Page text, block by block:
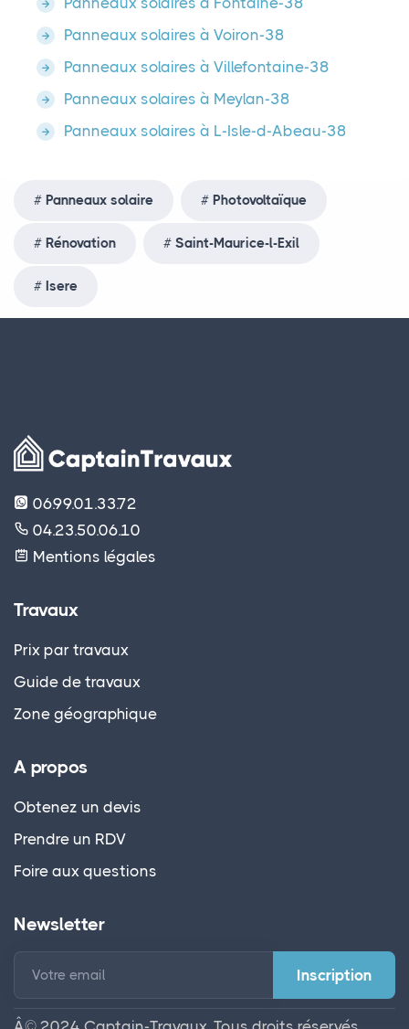
Panneaux solaires à Voiron-38
Panneaux solaires à Villefontaine-38
Panneaux solaires à Meylan-38
Panneaux solaires à L-Isle-d-Abeau-38
Panneaux solaire Photovoltaïque
Rénovation Saint-Maurice-l-Exil
Isere
06.99.01.33.72
04.23.50.06.10
Mentions légales
Travaux
Prix par travaux
Guide de travaux
Zone géographique
A propos
Obtenez un devis
Prendre un RDV
Foire aux questions
Newsletter
Votre email